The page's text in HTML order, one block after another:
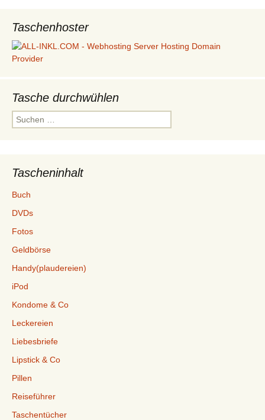
Taschenhoster
Tasche durchwühlen
Suchen
nach:
Tascheninhalt
Buch
DVDs
Fotos
Geldbörse
Handy(plaudereien)
iPod
Kondome & Co
Leckereien
Liebesbriefe
Lipstick & Co
Pillen
Reiseführer
Taschentücher